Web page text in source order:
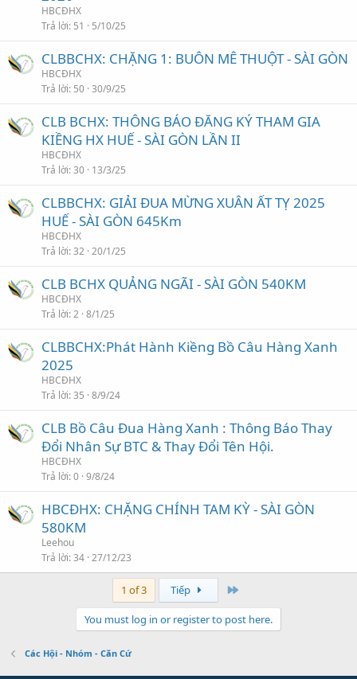
HBCĐHX
Trả lời 51 5/10/25
CLBBCHX: CHẶNG 1: BUÔN MÊ THUỘT - SÀI GÒN
HBCĐHX
Trả lời 50 30/9/25
CLB BCHX: THÔNG BÁO ĐĂNG KÝ THAM GIA
KIỀNG HX HUẾ - SÀI GÒN LẦN II
HBCĐHX
Trả lời 30 13/3/25
CLBBCHX: GIẢI ĐUA MỪNG XUÂN ẤT TỴ 2025
HUẾ - SÀI GÒN 645Km
HBCĐHX
Trả lời 32 20/1/25
CLB BCHX QUẢNG NGÃI - SÀI GÒN 540KM
HBCĐHX
Trả lời 2 8/1/25
CLBBCHX:Phát Hành Kiềng Bồ Câu Hàng Xanh
2025
HBCĐHX
Trả lời 35 8/9/24
CLB Bồ Câu Đua Hàng Xanh : Thông Báo Thay
Đổi Nhân Sự BTC & Thay Đổi Tên Hội.
HBCĐHX
Trả lời 0 9/8/24
HBCĐHX: CHẶNG CHÍNH TAM KỲ - SÀI GÒN
580KM
Leehou
Trả lời 34 27/12/23
1 of 3 Tiếp
You must log in or register to post here.
Các Hội - Nhóm - Căn Cứ